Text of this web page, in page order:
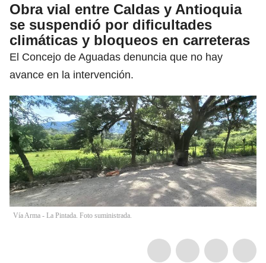
Obra vial entre Caldas y Antioquia
se suspendió por dificultades
climáticas y bloqueos en carreteras
El Concejo de Aguadas denuncia que no hay
avance en la intervención.
Vía Arma - La Pintada. Foto suministrada.